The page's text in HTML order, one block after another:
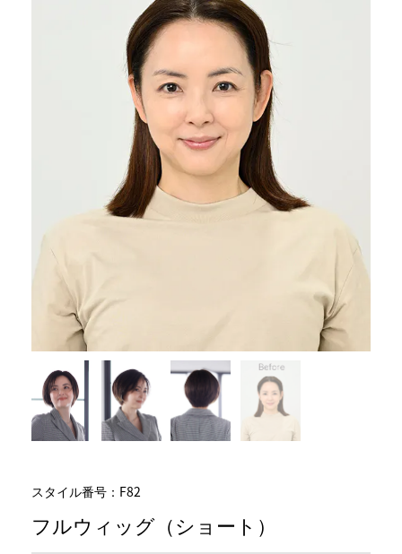
スタイル番号：F82
フルウィッグ（ショート）